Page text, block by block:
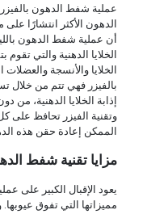
عملية شفط الدهون
الدهون الأكثر انتشارًا
أن عملية شفط الدهون
الخلايا الدهنية والتي تقوم
الخلايا والأنسجة
بالفيزر فهي تتم من خلال
إذابة الخلايا الدهنية،
وتقنية الفيزر تحافظ على
الممكن إعادة حقن هذه
مزايا تقنية شفط
يعود الإقبال الكبير على
مميزاتها التي تفوق